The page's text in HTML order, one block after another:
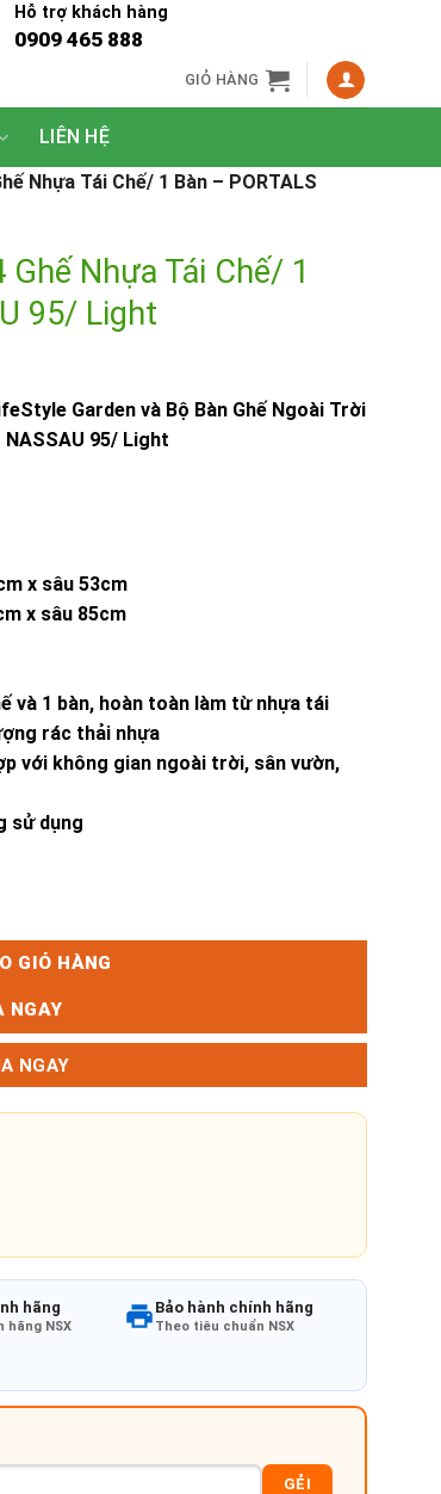
Hỗ trợ khách hàng
0909 465 888
GIỎ HÀNG
LIÊN HỆ
Nhựa Tái Chế/ 1 Bàn – PORTALS
Nhựa Tái Chế/ 1
95/ Light
Garden và Bộ Bàn Ghế Ngoài Trời
NASSAU 95/ Light
x sâu 53cm
x sâu 85cm
và 1 bàn, hoàn toàn làm từ nhựa tái
rác thải nhựa
với không gian ngoài trời, sân vườn,
sử dụng
1 Bàn - PORTALS NASSAU 95/ Light số lượng
GIỎ HÀNG
NGAY
NGAY
hãng
hãng NSX
Bảo hành chính hãng
Theo tiêu chuẩn NSX
GẺI